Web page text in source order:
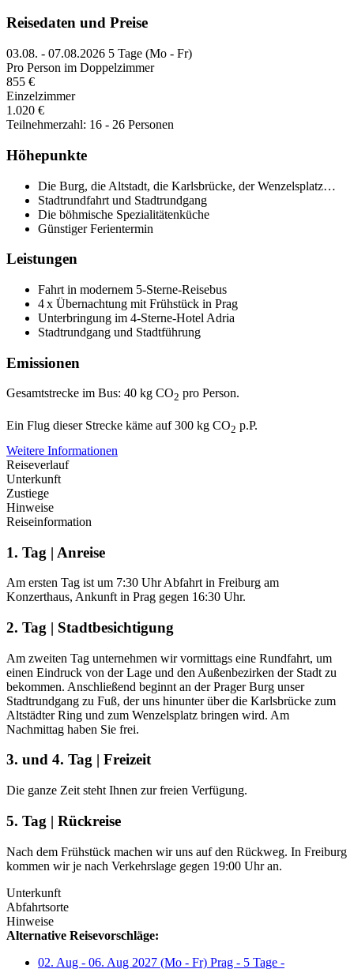
Reisedaten und Preise
03.08. - 07.08.2026 5 Tage (Mo - Fr)
Pro Person im Doppelzimmer
855 €
Einzelzimmer
1.020 €
Teilnehmerzahl: 16 - 26 Personen
Höhepunkte
Die Burg, die Altstadt, die Karlsbrücke, der Wenzelsplatz…
Stadtrundfahrt und Stadtrundgang
Die böhmische Spezialitätenküche
Günstiger Ferientermin
Leistungen
Fahrt in modernem 5-Sterne-Reisebus
4 x Übernachtung mit Frühstück in Prag
Unterbringung im 4-Sterne-Hotel Adria
Stadtrundgang und Stadtführung
Emissionen
Gesamtstrecke im Bus: 40 kg CO2 pro Person.
Ein Flug dieser Strecke käme auf 300 kg CO2 p.P.
Weitere Informationen
Reiseverlauf
Unterkunft
Zustiege
Hinweise
Reiseinformation
1. Tag | Anreise
Am ersten Tag ist um 7:30 Uhr Abfahrt in Freiburg am
Konzerthaus, Ankunft in Prag gegen 16:30 Uhr.
2. Tag | Stadtbesichtigung
Am zweiten Tag unternehmen wir vormittags eine Rundfahrt, um
einen Eindruck von der Lage und den Außenbezirken der Stadt zu
bekommen. Anschließend beginnt an der Prager Burg unser
Stadtrundgang zu Fuß, der uns hinunter über die Karlsbrücke zum
Altstädter Ring und zum Wenzelsplatz bringen wird. Am
Nachmittag haben Sie frei.
3. und 4. Tag | Freizeit
Die ganze Zeit steht Ihnen zur freien Verfügung.
5. Tag | Rückreise
Nach dem Frühstück machen wir uns auf den Rückweg. In Freiburg
kommen wir je nach Verkehrslage gegen 19:00 Uhr an.
Unterkunft
Abfahrtsorte
Hinweise
Alternative Reisevorschläge:
02. Aug - 06. Aug 2027 (Mo - Fr) Prag - 5 Tage -